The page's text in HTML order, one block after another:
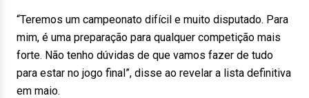
“Teremos um campeonato difícil e muito disputado. Para
mim, é uma preparação para qualquer competição mais
forte. Não tenho dúvidas de que vamos fazer de tudo
para estar no jogo final”, disse ao revelar a lista definitiva
em maio.